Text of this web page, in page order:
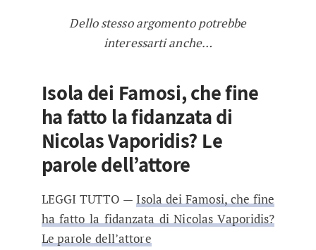
Dello stesso argomento potrebbe
interessarti anche…
Isola dei Famosi, che fine
ha fatto la fidanzata di
Nicolas Vaporidis? Le
parole dell’attore
LEGGI TUTTO — Isola dei Famosi, che fine
ha fatto la fidanzata di Nicolas Vaporidis?
Le parole dell’attore